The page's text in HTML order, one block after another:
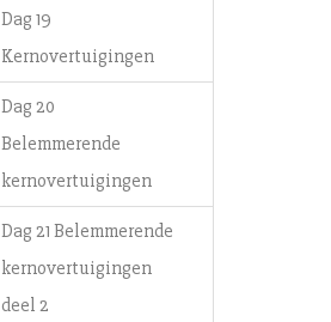
Dag 19
Kernovertuigingen
Dag 20
Belemmerende
kernovertuigingen
Dag 21 Belemmerende
kernovertuigingen
deel 2